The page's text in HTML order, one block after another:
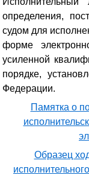
определения,
судом для
форме
усиленной
порядке,
Федерации.
Памятка о
Образец